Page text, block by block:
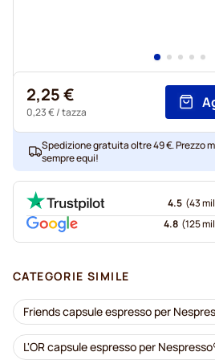
2,25 €
0,23 €/ tazza
Spedizione gratuita oltre 49 €. Prezzo
sempre equi!
4.5 (43
4.8 (125
CATEGORIE SIMILE
Friends capsule espresso per
L'OR capsule espresso per